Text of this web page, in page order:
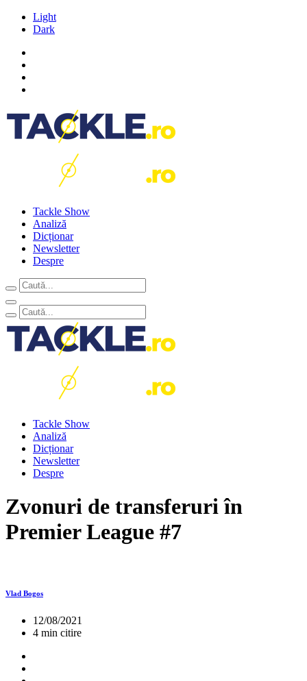
Light
Dark
Tackle Show
Analiză
Dicționar
Newsletter
Despre
Tackle Show
Analiză
Dicționar
Newsletter
Despre
Zvonuri de transferuri în
Premier League #7
Vlad Bogos
12/08/2021
4 min citire